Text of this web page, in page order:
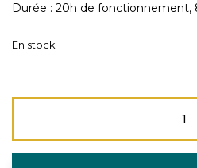
Durée : 20h de fonctionnement,
En stock
quantité